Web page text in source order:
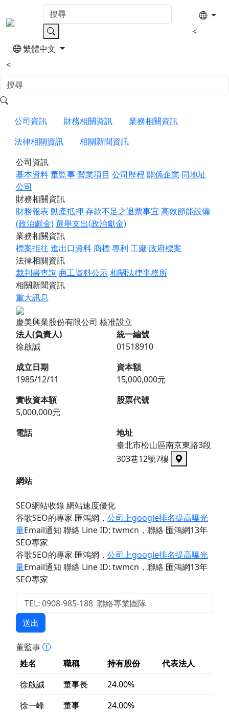
<
繁體中文
<
公司資訊 財務相關資訊
業務相關資訊
法律相關資訊
相關新聞資訊
公司資訊
基本資料董監事營業項目 公司歷程 關係企業 同地址
公司
財務相關資訊
財務報表 動產抵押 存款不足之退票事宜 高效節能設備
(政治獻金)選舉支出(政治獻金)
業務相關資訊
標案拒往 進出口資料商標專利 工廠 政府標案
法律相關資訊
裁判書查詢 商工資料公示相關法律事務所
相關新聞資訊
重大訊息
慶美興業股份有限公司 核准設立
法人(負責人)
徐啟誠
統一編號
01518910
成立日期
1985/12/11
資本額
15,000,000元
實收資本額
5,000,000元
股票代號
電話
地址
臺北市松山區南京東路3段
303巷12號7樓
網站
SEO網站收錄 網站速度優化
谷歌SEO的專家 匯鴻網 ， 公司上google排名提高曝光
量Email通知 聯絡 Line ID: twmcn ，聯絡 匯鴻網13年
SEO專家
谷歌SEO的專家 匯鴻網 ， 公司上google排名提高曝光
量Email通知 聯絡 Line ID: twmcn ，聯絡 匯鴻網13年
SEO專家
送出
董監事
姓名
職稱 持有股份
代表法人
徐啟誠
董事長
24.00%
徐一峰
董事
24.00%